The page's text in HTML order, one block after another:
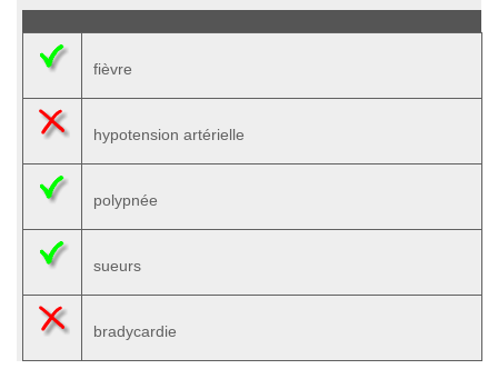
fièvre
hypotension artérielle
polypnée
sueurs
bradycardie